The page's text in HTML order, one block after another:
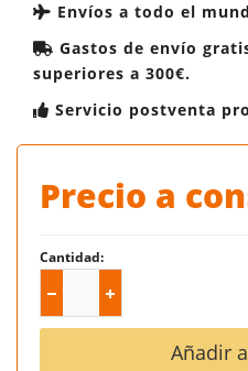
Envíos a todo el
Gastos de envío
superiores a 300€.
Servicio postventa
Precio a
Cantidad:
Añadir